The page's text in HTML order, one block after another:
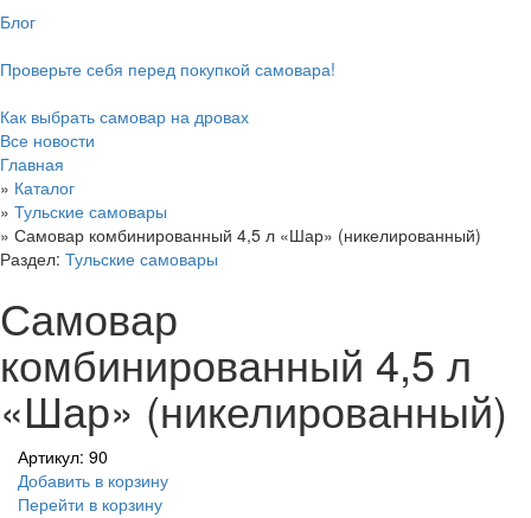
Блог
Проверьте себя перед покупкой самовара!
Как выбрать самовар на дровах
Все новости
Главная
» Каталог
» Тульские самовары
» Самовар комбинированный 4,5 л «Шар» (никелированный)
Раздел: Тульские самовары
Самовар
комбинированный 4,5 л
«Шар» (никелированный)
Артикул: 90
Добавить в корзину
Перейти в корзину